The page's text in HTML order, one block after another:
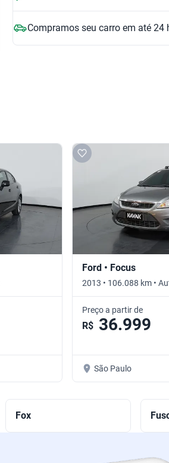
Compramos seu carro em até 24
Ford • Focus
2013 • 106.088 km •
Preço a partir de
R$ 36.999
São Paulo
Fox